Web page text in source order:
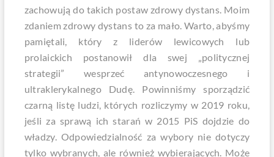
zachowują do takich postaw zdrowy dystans. Moim
zdaniem zdrowy dystans to za mało. Warto, abyśmy
pamiętali, który z liderów lewicowych lub
prolaickich postanowił dla swej „politycznej
strategii” wesprzeć antynowoczesnego i
ultraklerykalnego Dudę. Powinniśmy sporządzić
czarną listę ludzi, których rozliczymy w 2019 roku,
jeśli za sprawą ich starań w 2015 PiS dojdzie do
władzy. Odpowiedzialność za wybory nie dotyczy
tylko wybranych, ale również wybierających. Może